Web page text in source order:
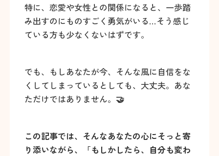
特に、恋愛や女性との関係になると、一歩踏
み出すのにものすごく勇気がいる…そう感じ
ている方も少なくないはずです。
でも、もしあなたが今、そんな風に自信をな
くしてしまっているとしても、大丈夫。あな
ただけではありません。 🤝
この記事では、そんなあなたの心にそっと寄
り添いながら、「もしかしたら、自分も変わ